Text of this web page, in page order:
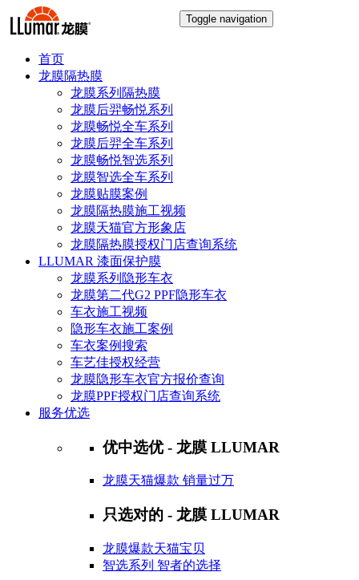
Toggle navigation
首页
龙膜隔热膜
龙膜系列隔热膜
龙膜后羿畅悦系列
龙膜畅悦全车系列
龙膜后羿全车系列
龙膜畅悦智选系列
龙膜智选全车系列
龙膜贴膜案例
龙膜隔热膜施工视频
龙膜天猫官方形象店
龙膜隔热膜授权门店查询系统
LLUMAR 漆面保护膜
龙膜系列隐形车衣
龙膜第二代G2 PPF隐形车衣
车衣施工视频
隐形车衣施工案例
车衣案例搜索
车艺佳授权经营
龙膜隐形车衣官方报价查询
龙膜PPF授权门店查询系统
服务优选
优中选优 - 龙膜 LLUMAR
龙膜天猫爆款 销量过万
只选对的 - 龙膜 LLUMAR
龙膜爆款天猫宝贝
智选系列 智者的选择